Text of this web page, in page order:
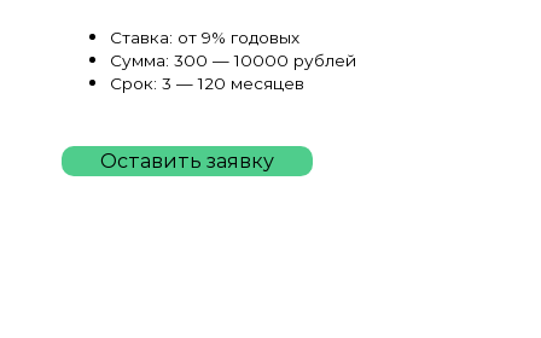
Ставка: от 9% годовых
Сумма: 300 — 10000 рублей
Срок: 3 — 120 месяцев
Оставить заявку